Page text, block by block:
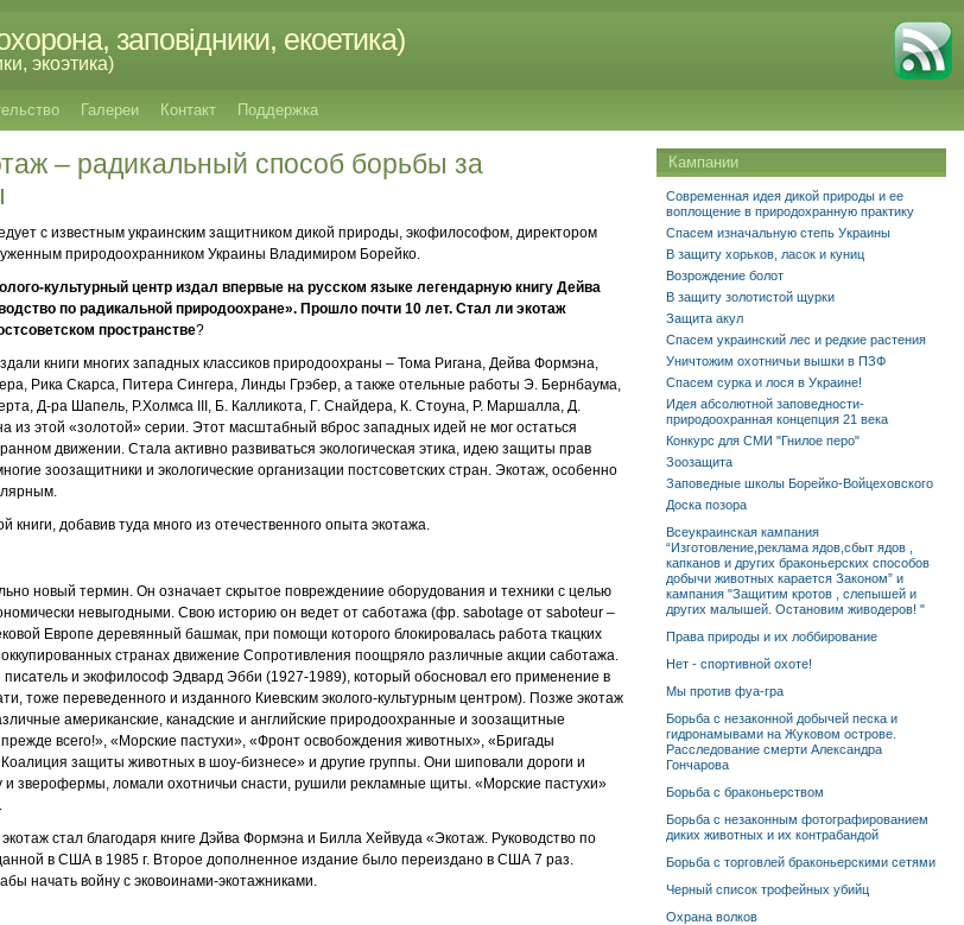
заповідники, екоетика)
экоэтика)
Галереи Контакт Поддержка
– радикальный способ борьбы за
с известным украинским защитником дикой природы, экофилософом, директором
природоохранником Украины Владимиром Борейко.
культурный центр издал впервые на русском языке легендарную книгу Дейва
по радикальной природоохране». Прошло почти 10 лет. Стал ли экотаж
пространстве?
книги многих западных классиков природоохраны – Тома Ригана, Дейва Формэна,
Рика Скарса, Питера Сингера, Линды Грэбер, а также отельные работы Э. Бернбаума,
Д-ра Шапель, Р.Холмса III, Б. Калликота, Г. Снайдера, К. Стоуна, Р. Маршалла, Д.
из этой «золотой» серии.Этот масштабный вброс западных идей не мог остаться
движении. Стала активно развиваться экологическая этика, идею защиты прав
зоозащитники и экологические организации постсоветских стран. Экотаж, особенно
добавив туда много из отечественного опыта экотажа.
новый термин. Он означает скрытое повреждениие оборудования и техники с целью
невыгодными. Свою историю он ведет от саботажа (фр. sabotage от saboteur –
Европе деревянный башмак, при помощи которого блокировалась работа ткацких
странах движение Сопротивления поощряло различные акции саботажа.
писатель и экофилософ Эдвард Эбби (1927-1989), который обосновал его применение в
тоже переведенного и изданного Киевским эколого-культурным центром). Позже экотаж
американские, канадские и английские природоохранные и зоозащитные
всего!», «Морские пастухи», «Фронт освобождения животных», «Бригады
защиты животных в шоу-бизнесе» и другие группы. Они шиповали дороги и
и зверофермы, ломали охотничьи снасти, рушили рекламные щиты. «Морские пастухи»
стал благодаря книге Дэйва Формэна и Билла Хейвуда «Экотаж. Руководство по
в США в 1985 г. Второе дополненное издание было переиздано в США 7 раз.
начать войну с эковоинами-экотажниками.
Кампании
Современная идея дикой природы и ее
воплощение в природохранную практику
Спасем изначальную степь Украины
В защиту хорьков, ласок и куниц
Возрождение болот
В защиту золотистой щурки
Защита акул
Спасем украинский лес и редкие растения
Уничтожим охотничьи вышки в ПЗФ
Спасем сурка и лося в Украине!
Идея абсолютной заповедности-
природоохранная концепция 21 века
Конкурс для СМИ "Гнилое перо"
Зоозащита
Заповедные школы Борейко-Войцеховского
Доска позора
Всеукраинская кампания
“Изготовление,реклама ядов,сбыт ядов ,
капканов и других браконьерских способов
добычи животных карается Законом” и
кампания "Защитим кротов , слепышей и
других малышей. Остановим живодеров! "
Права природы и их лоббирование
Нет - спортивной охоте!
Мы против фуа-гра
Борьба с незаконной добычей песка и
гидронамывами на Жуковом острове.
Расследование смерти Александра
Гончарова
Борьба с браконьерством
Борьба с незаконным фотографированием
диких животных и их контрабандой
Борьба с торговлей браконьерскими сетями
Черный список трофейных убийц
Охрана волков